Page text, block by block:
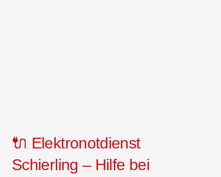
🔌 Elektronotdienst
Schierling – Hilfe bei